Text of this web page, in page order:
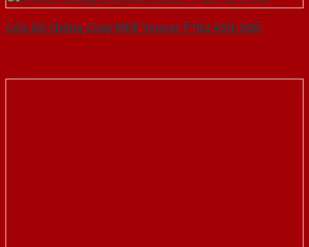
Cửa Gỗ Chống Cháy MDF Veneer P1R2 ASH-SGD